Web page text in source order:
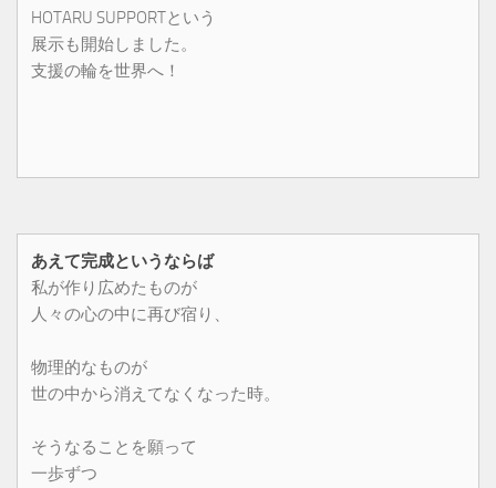
HOTARU SUPPORTという
展示も開始しました。
支援の輪を世界へ！
あえて完成というならば
私が作り広めたものが
人々の心の中に再び宿り、
物理的なものが
世の中から消えてなくなった時。
そうなることを願って
一歩ずつ